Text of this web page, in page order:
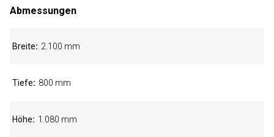
Abmessungen
Breite 2.100 mm
Tiefe 800 mm
Höhe 1.080 mm